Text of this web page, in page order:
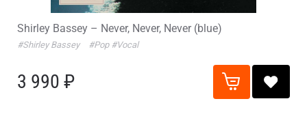
Shirley Bassey – Never, Never, Never (blue)
#Shirley Bassey #Pop #Vocal
3 990 ₽